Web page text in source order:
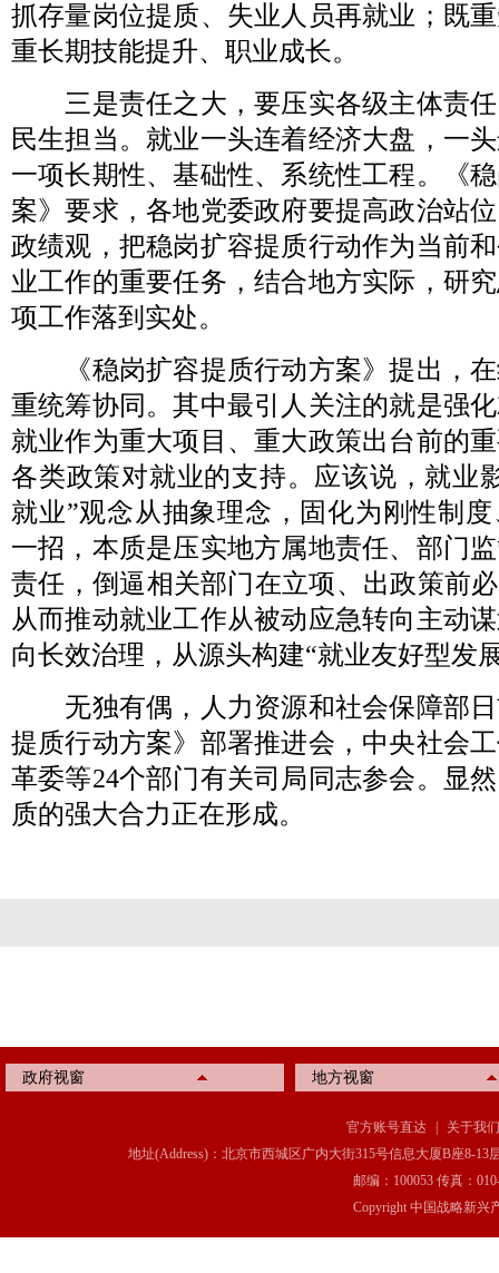
抓存量岗位提质、失业人员再就业；既
重长期技能提升、职业成长。
三是责任之大，要压实各级主体责任
民生担当。就业一头连着经济大盘，一
一项长期性、基础性、系统性工程。《
案》要求，各地党委政府要提高政治站
政绩观，把稳岗扩容提质行动作为当前
业工作的重要任务，结合地方实际，研
项工作落到实处。
《稳岗扩容提质行动方案》提出，在
重统筹协同。其中最引人关注的就是强
就业作为重大项目、重大政策出台前的
各类政策对就业的支持。应该说，就业
就业”观念从抽象理念，固化为刚性制
一招，本质是压实地方属地责任、部门
责任，倒逼相关部门在立项、出政策前
从而推动就业工作从被动应急转向主动
向长效治理，从源头构建“就业友好型发
无独有偶，人力资源和社会保障部日
提质行动方案》部署推进会，中央社会
革委等24个部门有关司局同志参会。显
质的强大合力正在形成。
政府视窗 地方视窗
官方账号直达
关于我们
地址(Address)：北京市西城区广内大街315号信息大厦B座8-13
邮编：100053 传真：
Copyright 中国战略新兴